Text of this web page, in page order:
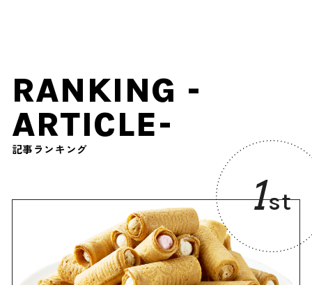
RANKING -
ARTICLE-
記事ランキング
1st